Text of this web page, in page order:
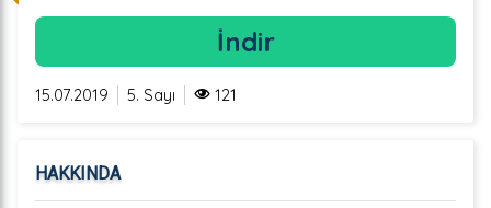
İndir
15.07.2019 5. Sayı 121
HAKKINDA